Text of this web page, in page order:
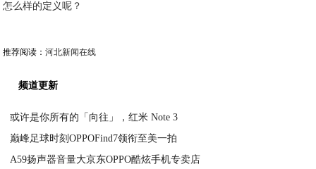
怎么样的定义呢？
推荐阅读：河北新闻在线
频道更新
或许是你所有的「向往」，红米 Note 3
巅峰足球时刻OPPOFind7领衔至美一拍
A59扬声器音量大京东OPPO酷炫手机专卖店